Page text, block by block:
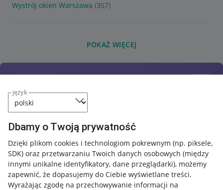
język
Dbamy o Twoją prywatność
Dzięki plikom cookies i technologiom pokrewnym (np. piksele,
SDK) oraz przetwarzaniu Twoich danych osobowych (między
innymi unikalne identyfikatory, dane przeglądarki), możemy
zapewnić, że dopasujemy do Ciebie wyświetlane treści.
Wyrażając zgodę na przechowywanie informacji na
Wystrój okien Warszawa (357)
POKAŻ WIĘCEJ